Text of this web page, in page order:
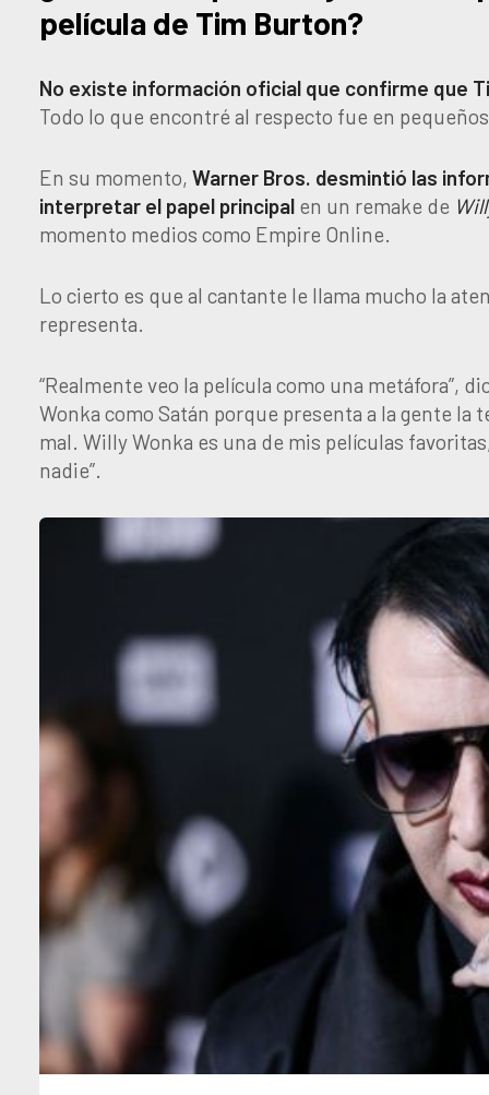
película de Tim Burton?
No existe información oficial que confirme que
Todo lo que encontré al respecto fue en
En su momento,Warner Bros. desmintió las
interpretar el papel principal en un remake de
momento medios como Empire Online.
Lo cierto es que al cantante le llama mucho la
representa.
“Realmente veo la película como una metáfora”,
Wonka como Satán porque presenta a la gente
mal. Willy Wonka es una de mis películas
nadie”.